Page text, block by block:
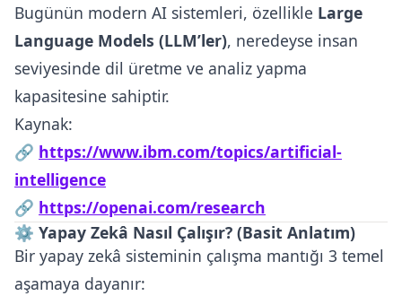
Bugünün modern AI sistemleri, özellikle Large
Language Models (LLM’ler), neredeyse insan
seviyesinde dil üretme ve analiz yapma
kapasitesine sahiptir.
Kaynak:
🔗 https://www.ibm.com/topics/artificial-
intelligence
🔗 https://openai.com/research
⚙️ Yapay Zekâ Nasıl Çalışır? (Basit Anlatım)
Bir yapay zekâ sisteminin çalışma mantığı 3 temel
aşamaya dayanır: